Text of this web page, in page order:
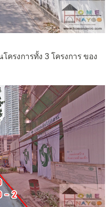
ครงการทั้ง 3 โครงการ ของ